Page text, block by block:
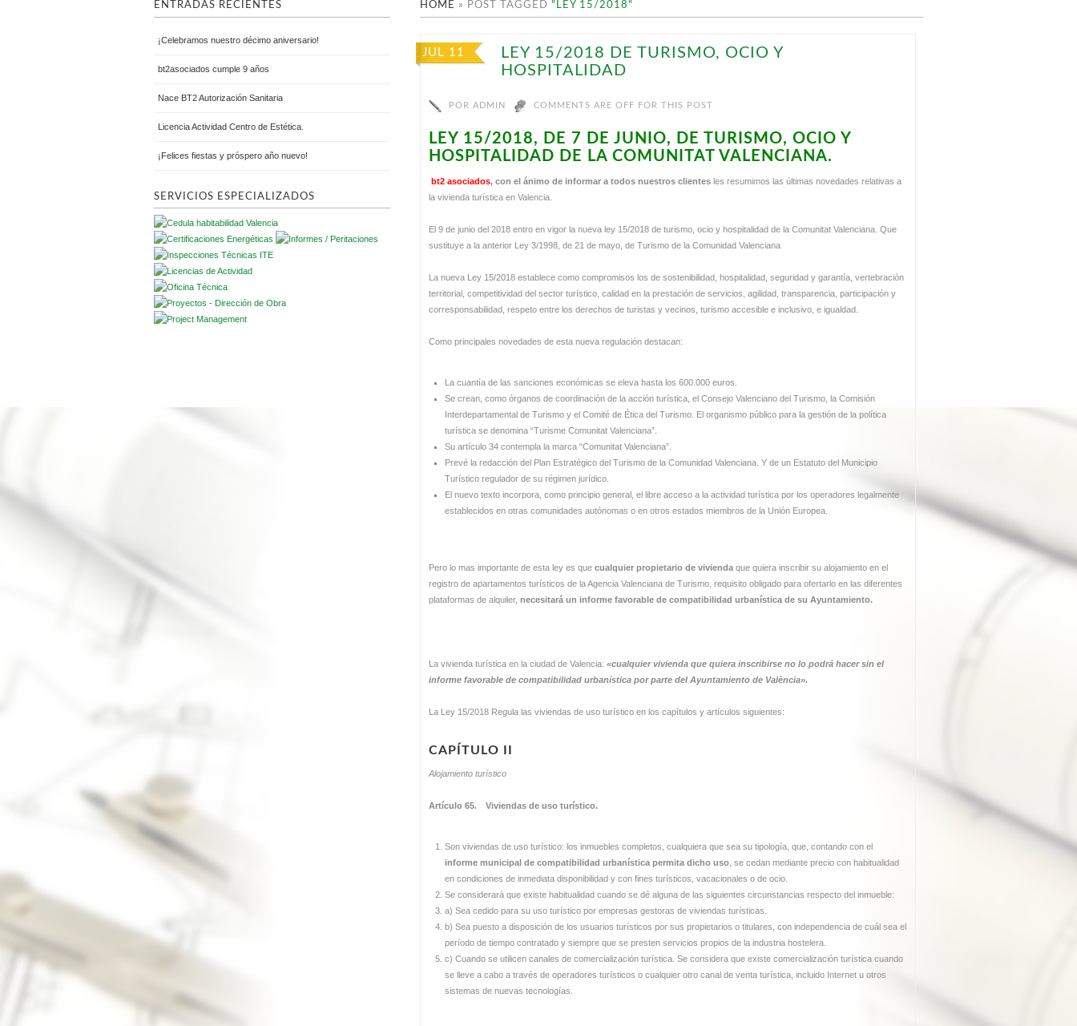
HOME » POST TAGGED"LEY 15/2018"
JUL 11
LEY 15/2018 DE TURISMO, OCIO Y
HOSPITALIDAD
PORADMIN COMMENTS ARE OFF FOR THIS POST
LEY 15/2018, DE 7 DE JUNIO, DE TURISMO, OCIO Y
HOSPITALIDAD DE LA COMUNITAT VALENCIANA.
bt2 asociados,con el ánimo de informar a todos nuestros clientesles resumimos las últimas novedades relativas a
la vivienda turística en Valencia.
El 9 de junio del 2018 entro en vigor la nueva ley 15/2018 de turismo, ocio y hospitalidad de la Comunitat Valenciana. Que
sustituye a la anterior Ley 3/1998, de 21 de mayo, de Turismo de la Comunidad Valenciana
La nueva Ley 15/2018 establece como compromisos los de sostenibilidad, hospitalidad, seguridad y garantía, vertebración
territorial, competitividad del sector turístico, calidad en la prestación de servicios, agilidad, transparencia, participación y
corresponsabilidad, respeto entre los derechos de turistas y vecinos, turismo accesible e inclusivo, e igualdad.
Como principales novedades de esta nueva regulación destacan:
La cuantía de las sanciones económicas se eleva hasta los 600.000 euros.
Se crean, como órganos de coordinación de la acción turística, el Consejo Valenciano del Turismo, la Comisión
Interdepartamental de Turismo y el Comité de Ética del Turismo. El organismo público para la gestión de la política
turística se denomina “Turisme Comunitat Valenciana”.
Su artículo 34 contempla la marca “Comunitat Valenciana”.
Prevé la redacción del Plan Estratégico del Turismo de la Comunidad Valenciana. Y de un Estatuto del Municipio
Turístico regulador de su régimen jurídico.
El nuevo texto incorpora, como principio general, el libre acceso a la actividad turística por los operadores legalmente
establecidos en otras comunidades autónomas o en otros estados miembros de la Unión Europea.
Pero lo mas importante de esta ley es quecualquier propietario de vivienda que quiera inscribir su alojamiento en el
registro de apartamentos turísticos de la Agencia Valenciana de Turismo, requisito obligado para ofertarlo en las diferentes
plataformas de alquiler,necesitará un informe favorable de compatibilidad urbanística de su Ayuntamiento.
La vivienda turística en la ciudad de Valencia:«cualquier vivienda que quiera inscribirse no lo podrá hacer sin el
informe favorable de compatibilidad urbanística por parte del Ayuntamiento de València».
La Ley 15/2018 Regula las viviendas de uso turístico en los capítulos y artículos siguientes:
CAPÍTULO II
Alojamiento turístico
Artículo 65. Viviendas de uso turístico.
Son viviendas de uso turístico: los inmuebles completos, cualquiera que sea su tipología, que, contando con el
informe municipal de compatibilidad urbanística permita dicho uso , se cedan mediante precio con habitualidad
en condiciones de inmediata disponibilidad y con fines turísticos, vacacionales o de ocio.
Se considerará que existe habitualidad cuando se dé alguna de las siguientes circunstancias respecto del inmueble:
a) Sea cedido para su uso turístico por empresas gestoras de viviendas turísticas.
b) Sea puesto a disposición de los usuarios turísticos por sus propietarios o titulares, con independencia de cuál sea el
período de tiempo contratado y siempre que se presten servicios propios de la industria hostelera.
c) Cuando se utilicen canales de comercialización turística. Se considera que existe comercialización turística cuando
se lleve a cabo a través de operadores turísticos o cualquier otro canal de venta turística, incluido Internet u otros
sistemas de nuevas tecnologías.
ENTRADAS RECIENTES
¡Celebramos nuestro décimo aniversario!
bt2asociados cumple 9 años
Nace BT2 Autorización Sanitaria
Licencia Actividad Centro de Estética.
¡Felices fiestas y próspero año nuevo!
SERVICIOS ESPECIALIZADOS